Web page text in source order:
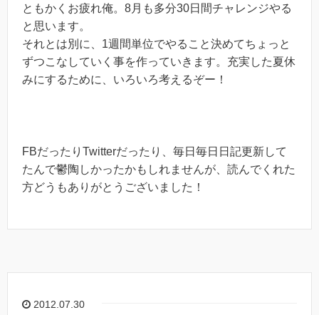
ともかくお疲れ俺。8月も多分30日間チャレンジやる
と思います。
それとは別に、1週間単位でやること決めてちょっと
ずつこなしていく事を作っていきます。充実した夏休
みにするために、いろいろ考えるぞー！
FBだったりTwitterだったり、毎日毎日日記更新して
たんで鬱陶しかったかもしれませんが、読んでくれた
方どうもありがとうございました！
2012.07.30